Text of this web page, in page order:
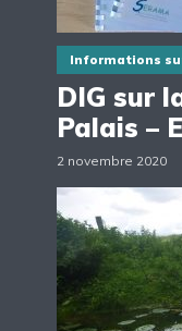
Informations
DIG sur
Palais –
2 novembre 2020